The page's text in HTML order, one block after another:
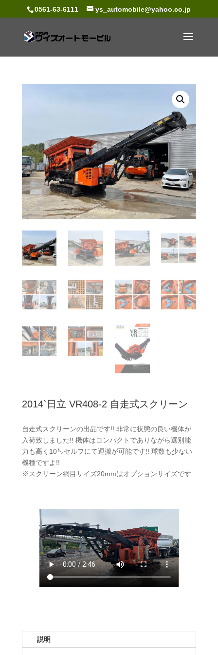
0561-63-6111 ys_automobile@yahoo.co.jp
2014`日立 VR408-2 自走式スクリーン
自走式スクリーンの出品です!! 非常に状態の良い機体が
入荷致しました!! 機体はコンパクトでありながら選別能
力も高く10㌧セルフにて運搬が可能です!! 球数も少ない
機種ですよ!!
※スクリーン網目サイズ20mmはオプションサイズです
説明